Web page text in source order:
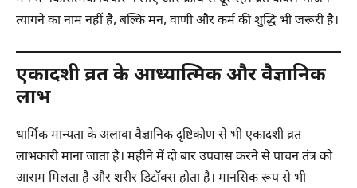
त्यागने का नाम नहीं है, बल्कि मन, वाणी और कर्म की शुद्धि भी जरूरी है।
एकादशी व्रत के आध्यात्मिक और वैज्ञानिक
लाभ
धार्मिक मान्यता के अलावा वैज्ञानिक दृष्टिकोण से भी एकादशी व्रत
लाभकारी माना जाता है। महीने में दो बार उपवास करने से पाचन तंत्र को
आराम मिलता है और शरीर डिटॉक्स होता है। मानसिक रूप से भी